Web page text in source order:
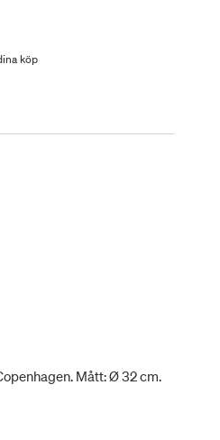
köp
Mått: Ø 32 cm.